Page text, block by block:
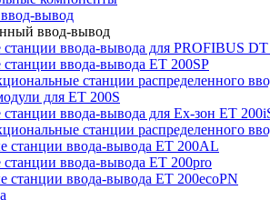
вывод
ввод-вывод
ввода-вывода для PROFIBUS
ввода-вывода ET 200SP
станции распределенного
для ET 200S
ввода-вывода для Ex-зон ET
станции распределенного
станции ввода-вывода ET 200AL
ввода-вывода ET 200pro
станции ввода-вывода ET 200ecoPN